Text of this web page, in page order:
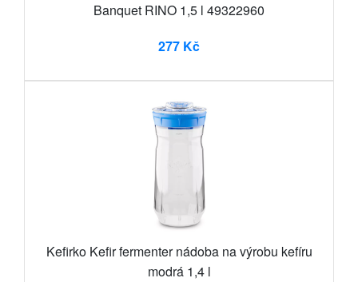
Banquet RINO 1,5 l 49322960
277 Kč
Kefirko Kefir fermenter nádoba na výrobu kefíru
modrá 1,4 l